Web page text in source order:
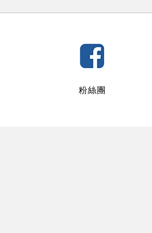
粉絲團